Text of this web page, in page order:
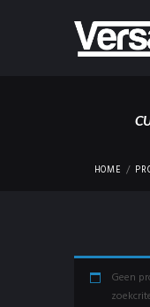
HOME
Geen